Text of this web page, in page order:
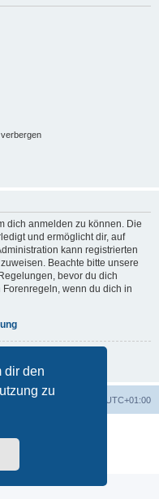
dir den
zu
h
dich anmelden zu können. Die
und ermöglicht dir, auf
kann registrierten
Beachte bitte unsere
bevor du dich
wenn du dich in
UTC+01:00
phpBB.de